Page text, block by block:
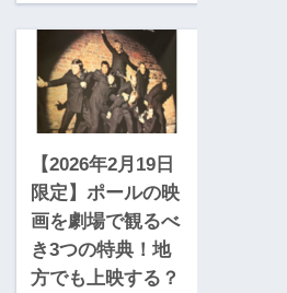
【2026年2月19日
限定】ポールの映
画を劇場で観るべ
き3つの特典！地
方でも上映する？